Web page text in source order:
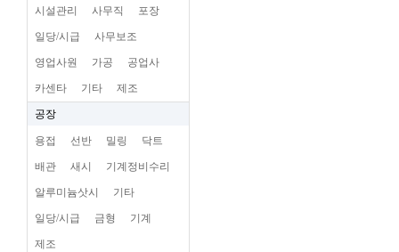
시설관리 사무직 포장
일당/시급 사무보조
영업사원 가공 공업사
카센타 기타 제조
공장
용접 선반 밀링 닥트
배관 새시 기계정비수리
알루미늄삿시 기타
일당/시급 금형 기계
제조